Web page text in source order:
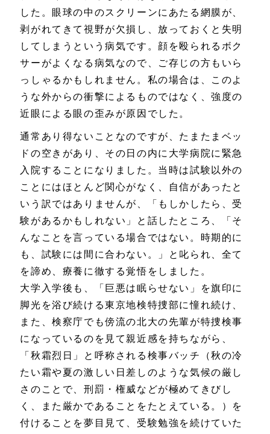
した。眼球の中のスクリーンにあたる網膜が、
剥がれてきて視野が欠損し、放っておくと失明
してしまうという病気です。顔を殴られるボク
サーがよくなる病気なので、ご存じの方もいら
っしゃるかもしれません。私の場合は、このよ
うな外からの衝撃によるものではなく、強度の
近眼による眼の歪みが原因でした。
通常あり得ないことなのですが、たまたまベッ
ドの空きがあり、その日の内に大学病院に緊急
入院することになりました。当時は試験以外の
ことにはほとんど関心がなく、自信があったと
いう訳ではありませんが、「もしかしたら、受
験があるかもしれない」と話したところ、「そ
んなことを言っている場合ではない。時期的に
も、試験には間に合わない。」と叱られ、全て
を諦め、療養に徹する覚悟をしました。
大学入学後も、「巨悪は眠らせない」を旗印に
脚光を浴び続ける東京地検特捜部に憧れ続け、
また、検察庁でも傍流の北大の先輩が特捜検事
になっているのを見て親近感を持ちながら、
「秋霜烈日」と呼称される検事バッチ（秋の冷
たい霜や夏の激しい日差しのような気候の厳し
さのことで、刑罰・権威などが極めてきびし
く、また厳かであることをたとえている。）を
付けることを夢目見て、受験勉強を続けていた